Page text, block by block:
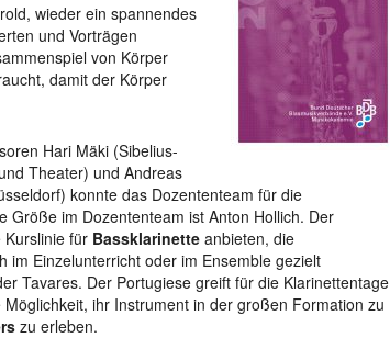
wieder ein spannendes
und Vorträgen
von Körper
damit der Körper
Hari Mäki (Sibelius-
Theater) und Andreas
konnte das Dozententeam für die
Größe im Dozententeam ist Anton Hollich. Der
Kurslinie für Bassklarinette anbieten, die
im Einzelunterricht oder im Ensemble gezielt
Tavares. Der Portugiese greift für die Klarinettentage
ihr Instrument in der großen Formation zu
zu erleben.